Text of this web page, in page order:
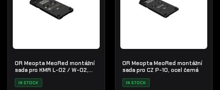
OR Meopta MeoRed montážní
sada pro KMR L-02 / W-02,
ocel černá
IN STOCK
OR Meopta MeoRed montážní
sada pro CZ P-10, ocel černá
IN STOCK